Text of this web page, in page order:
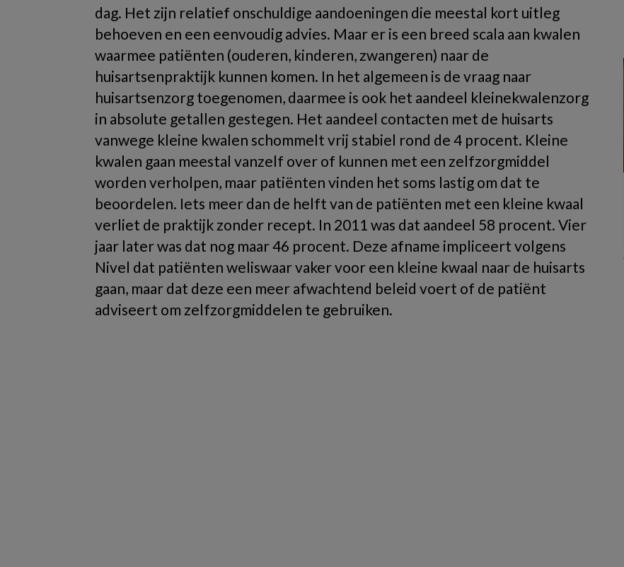
dag. Het zijn relatief onschuldige aandoeningen die meestal kort uitleg
behoeven en een eenvoudig advies. Maar er is een breed scala aan kwalen
waarmee patiënten (ouderen, kinderen, zwangeren) naar de
huisartsenpraktijk kunnen komen. In het algemeen is de vraag naar
huisartsenzorg toegenomen, daarmee is ook het aandeel kleinekwalenzorg
in absolute getallen gestegen. Het aandeel contacten met de huisarts
vanwege kleine kwalen schommelt vrij stabiel rond de 4 procent. Kleine
kwalen gaan meestal vanzelf over of kunnen met een zelfzorgmiddel
worden verholpen, maar patiënten vinden het soms lastig om dat te
beoordelen. Iets meer dan de helft van de patiënten met een kleine kwaal
verliet de praktijk zonder recept. In 2011 was dat aandeel 58 procent. Vier
jaar later was dat nog maar 46 procent. Deze afname impliceert volgens
Nivel dat patiënten weliswaar vaker voor een kleine kwaal naar de huisarts
gaan, maar dat deze een meer afwachtend beleid voert of de patiënt
adviseert om zelfzorgmiddelen te gebruiken.